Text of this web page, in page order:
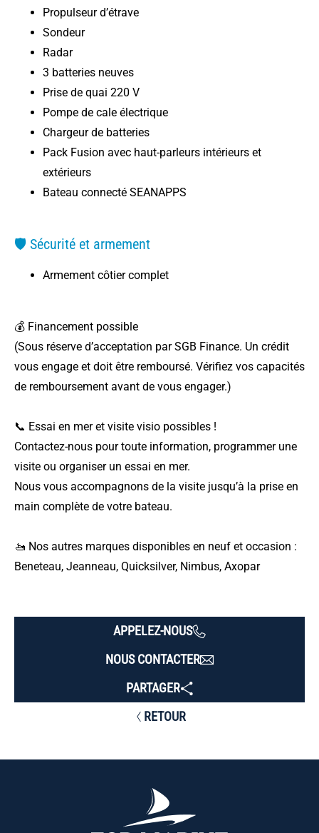
Propulseur d’étrave
Sondeur
Radar
3 batteries neuves
Prise de quai 220 V
Pompe de cale électrique
Chargeur de batteries
Pack Fusion avec haut-parleurs intérieurs et
extérieurs
Bateau connecté SEANAPPS
🛡️ Sécurité et armement
Armement côtier complet
💰 Financement possible
(Sous réserve d’acceptation par SGB Finance. Un crédit
vous engage et doit être remboursé. Vérifiez vos capacités
de remboursement avant de vous engager.)
📞 Essai en mer et visite visio possibles !
Contactez-nous pour toute information, programmer une
visite ou organiser un essai en mer.
Nous vous accompagnons de la visite jusqu’à la prise en
main complète de votre bateau.
🚤 Nos autres marques disponibles en neuf et occasion :
Beneteau, Jeanneau, Quicksilver, Nimbus, Axopar
RETOUR
APPELEZ-NOUS
NOUS CONTACTER
PARTAGER